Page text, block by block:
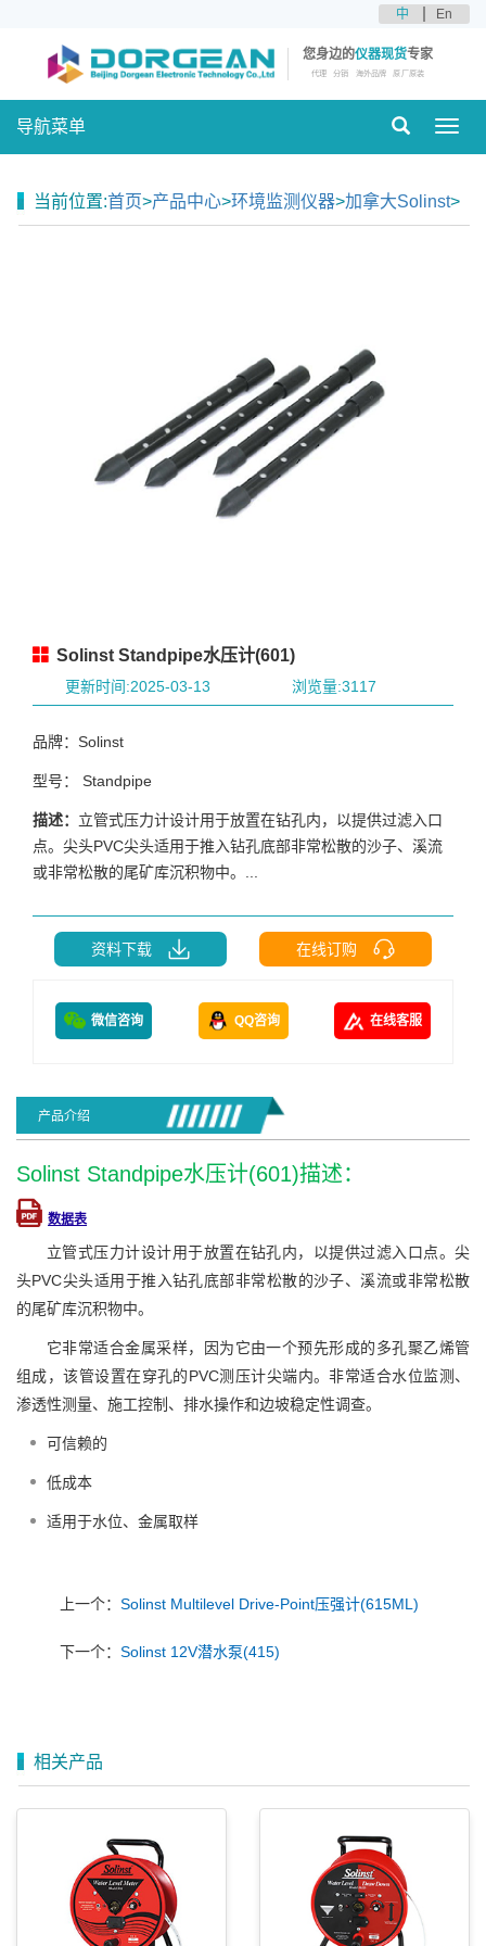
中 En
您身边的仪器现货专家
代理 分销 海外品牌 原厂原装
导航菜单
当前位置:首页>产品中心>环境监测仪器>加拿大Solinst>
Solinst Standpipe水压计(601)
更新时间:2025-03-13 浏览量:3117
品牌：Solinst
型号： Standpipe
描述： 立管式压力计设计用于放置在钻孔内，以提供过滤入口
点。尖头PVC尖头适用于推入钻孔底部非常松散的沙子、溪流
或非常松散的尾矿库沉积物中。...
资料下载 在线订购
微信咨询 QQ咨询 在线客服
产品介绍
Solinst Standpipe水压计(601)描述：
数据表
立管式压力计设计用于放置在钻孔内，以提供过滤入口点。尖
头PVC尖头适用于推入钻孔底部非常松散的沙子、溪流或非常松散
的尾矿库沉积物中。
它非常适合金属采样，因为它由一个预先形成的多孔聚乙烯管
组成，该管设置在穿孔的PVC测压计尖端内。非常适合水位监测、
渗透性测量、施工控制、排水操作和边坡稳定性调查。
可信赖的
低成本
适用于水位、金属取样
上一个： Solinst Multilevel Drive-Point压强计(615ML)
下一个： Solinst 12V潜水泵(415)
相关产品